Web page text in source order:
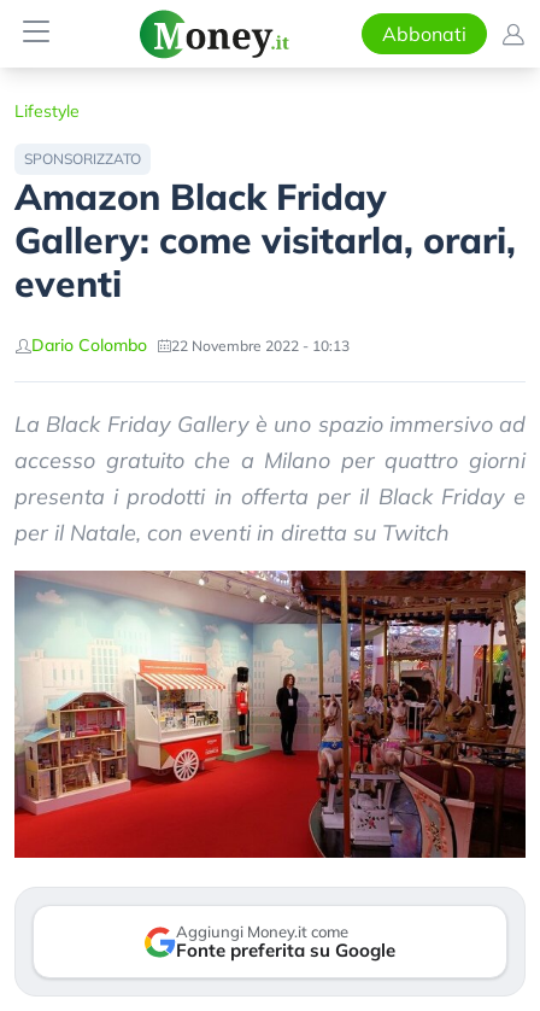
Abbonati
Lifestyle
SPONSORIZZATO
Amazon Black Friday
Gallery: come visitarla, orari,
eventi
Dario Colombo 22 Novembre 2022 - 10:13
La Black Friday Gallery è uno spazio immersivo ad
accesso gratuito che a Milano per quattro giorni
presenta i prodotti in offerta per il Black Friday e
per il Natale, con eventi in diretta su Twitch
Aggiungi Money.it come
Fonte preferita su Google